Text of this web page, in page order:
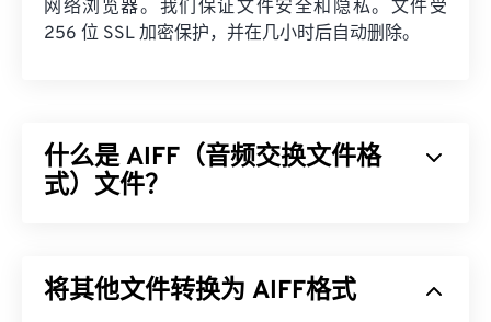
网络浏览器。我们保证文件安全和隐私。文件受
256 位 SSL 加密保护，并在几小时后自动删除。
什么是 AIFF（音频交换文件格
式）文件？
它，尤其是 Apple 平台的用户。它是无损的
，这意
将其他文件转换为 AIFF格式